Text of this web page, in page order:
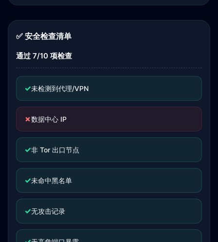
✅ 安全检查清单
通过 7/10 项检查
✓未检测到代理/VPN
✗数据中心 IP
✓非 Tor 出口节点
✓未命中黑名单
✓无攻击记录